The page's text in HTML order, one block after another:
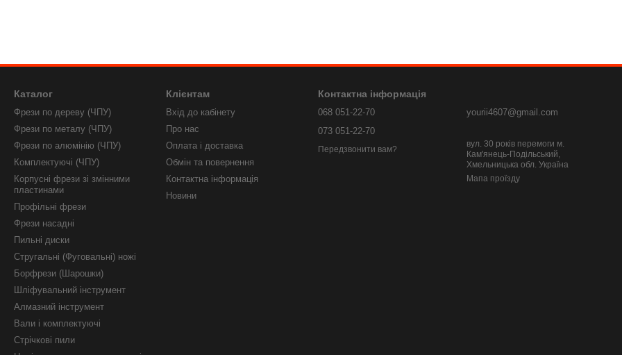
Каталог
Фрези по дереву (ЧПУ)
Фрези по металу (ЧПУ)
Фрези по алюмінію (ЧПУ)
Комплектуючі (ЧПУ)
Корпусні фрези зі змінними
пластинами
Профільні фрези
Фрези насадні
Пильні диски
Стругальні (Фуговальні) ножі
Борфрези (Шарошки)
Шліфувальний інструмент
Алмазний інструмент
Вали і комплектуючі
Стрічкові пили
Клієнтам
Вхід до кабінету
Про нас
Оплата і доставка
Обмін та повернення
Контактна інформація
Новини
Контактна інформація
068 051-22-70
073 051-22-70
Передзвонити вам?
yourii4607@gmail.com
вул. 30 років перемоги м.
Кам'янець-Подільський,
Хмельницька обл. Україна
Мапа проїзду